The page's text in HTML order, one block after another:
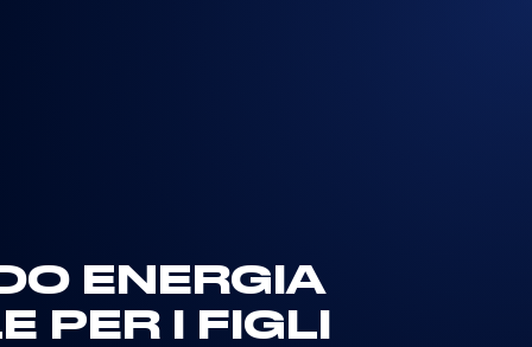
ENERGIA
PER I FIGLI